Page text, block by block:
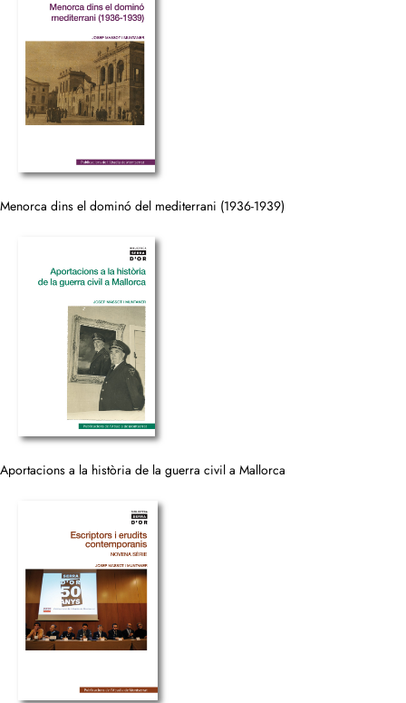
Menorca dins el dominó del mediterrani (1936-1939)
Aportacions a la història de la guerra civil a Mallorca